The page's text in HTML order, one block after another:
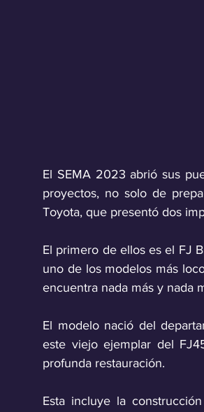
El SEMA 2023 abrió sus
proyectos, no solo de
Toyota, que presentó dos
El primero de ellos es el FJ
uno de los modelos más
encuentra nada más y nada
El modelo nació del
este viejo ejemplar del
profunda restauración.
Esta incluye la